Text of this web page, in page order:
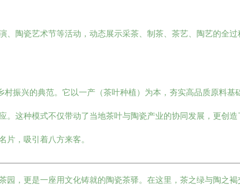
、陶瓷艺术节等活动，动态展示采茶、制茶、茶艺、陶艺的全
村振兴的典范。它以一产（茶叶种植）为本，夯实高品质原料
。这种模式不仅带动了当地茶叶与陶瓷产业的协同发展，更创
片，吸引着八方来客。
园，更是一座用文化铸就的陶瓷茶驿。在这里，茶之绿与陶之